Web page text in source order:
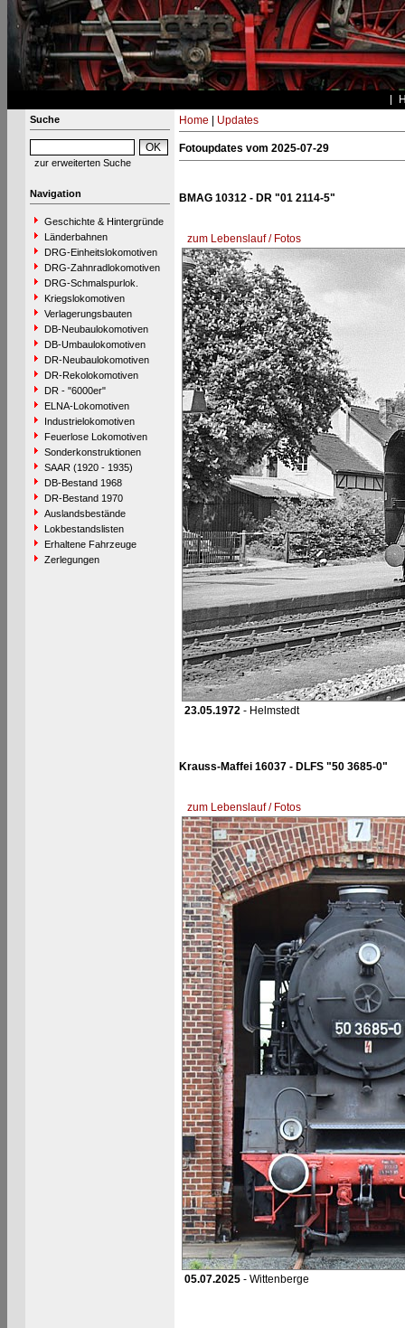
Suche
zur erweiterten Suche
Navigation
Geschichte & Hintergründe
Länderbahnen
DRG-Einheitslokomotiven
DRG-Zahnradlokomotiven
DRG-Schmalspurlok.
Kriegslokomotiven
Verlagerungsbauten
DB-Neubaulokomotiven
DB-Umbaulokomotiven
DR-Neubaulokomotiven
DR-Rekolokomotiven
DR - "6000er"
ELNA-Lokomotiven
Industrielokomotiven
Feuerlose Lokomotiven
Sonderkonstruktionen
SAAR (1920 - 1935)
DB-Bestand 1968
DR-Bestand 1970
Auslandsbestände
Lokbestandslisten
Erhaltene Fahrzeuge
Zerlegungen
Home Updates
Fotoupdates vom 2025-07-29
BMAG 10312 - DR "01 2114-5"
zum Lebenslauf / Fotos
23.05.1972- Helmstedt
Krauss-Maffei 16037 - DLFS "50 3685-0"
zum Lebenslauf / Fotos
05.07.2025- Wittenberge